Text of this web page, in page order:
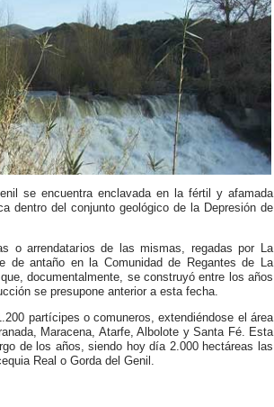
se encuentra enclavada en la fértil y afamada
dentro del conjunto geológico de la Depresión de
o arrendatarios de las mismas, regadas por La
de antaño en la Comunidad de Regantes de La
documentalmente, se construyó entre los años
se presupone anterior a esta fecha.
partícipes o comuneros, extendiéndose el área
Maracena, Atarfe, Albolote y Santa Fé. Esta
de los años, siendo hoy día 2.000 hectáreas las
Real o Gorda del Genil.